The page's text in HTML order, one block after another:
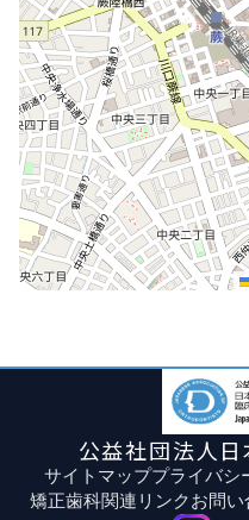
公益社団法人
サイトマッププライバシ
矯正歯科関連リンクお問い